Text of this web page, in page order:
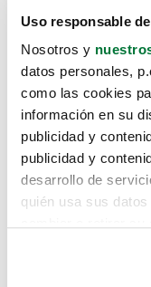
Uso responsable
Nosotros y
datos personales,
como las cookies
información en su
publicidad y
publicidad y
desarrollo de
quién usa sus
Lo
te hemos
Pero puedes
buscando en